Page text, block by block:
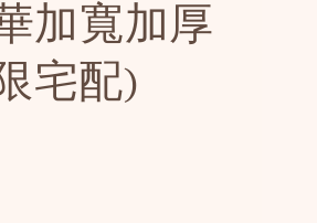
加寬加厚
宅配)